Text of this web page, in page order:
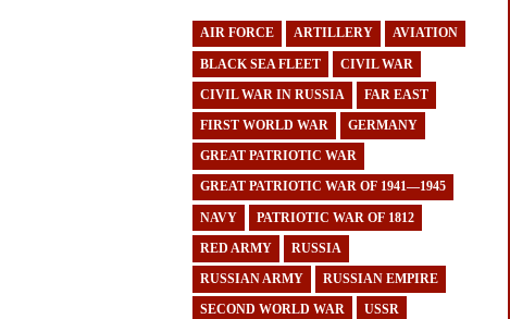
AIR FORCE ARTILLERY AVIATION
BLACK SEA FLEET CIVIL WAR
CIVIL WAR IN RUSSIA FAR EAST
FIRST WORLD WAR GERMANY
GREAT PATRIOTIC WAR
GREAT PATRIOTIC WAR OF 1941—1945
NAVY PATRIOTIC WAR OF 1812
RED ARMY RUSSIA
RUSSIAN ARMY RUSSIAN EMPIRE
SECOND WORLD WAR USSR